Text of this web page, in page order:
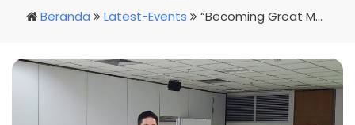
Beranda Latest-Events “Becoming Great Manufacturing Leaders” Hoya, Thailand 17 Mei 2023